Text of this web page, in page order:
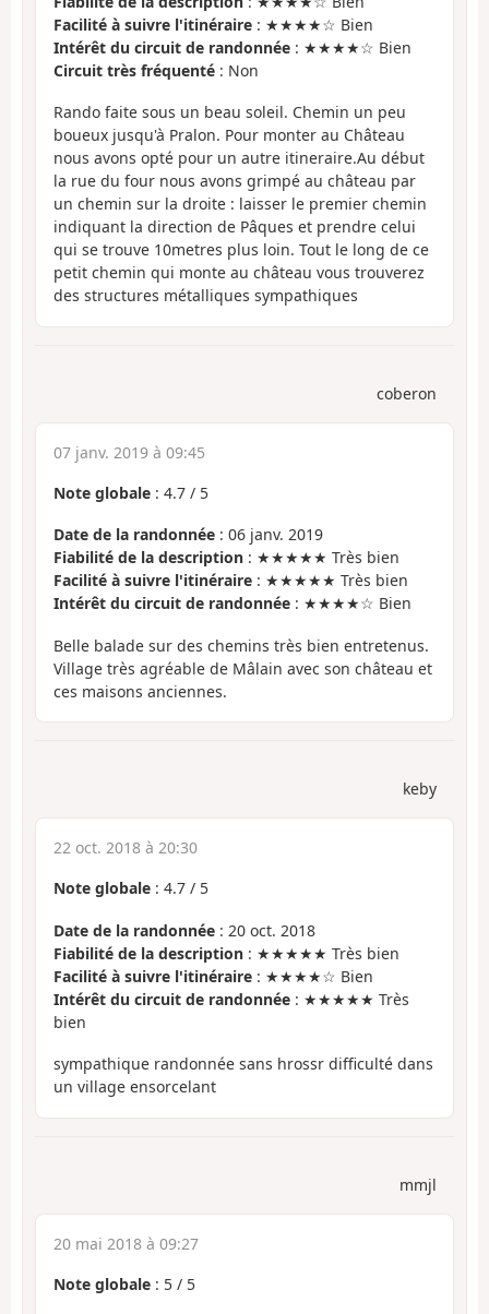
Facilité à suivre l'itinéraire : ★★★★☆ Bien
Intérêt du circuit de randonnée : ★★★★☆ Bien
Circuit très fréquenté : Non
Rando faite sous un beau soleil. Chemin un peu
boueux jusqu'à Pralon. Pour monter au Château
nous avons opté pour un autre itineraire.Au début
la rue du four nous avons grimpé au château par
un chemin sur la droite : laisser le premier chemin
indiquant la direction de Pâques et prendre celui
qui se trouve 10metres plus loin. Tout le long de ce
petit chemin qui monte au château vous trouverez
des structures métalliques sympathiques
coberon
07 janv. 2019 à 09:45
Note globale : 4.7 / 5
Date de la randonnée : 06 janv. 2019
Fiabilité de la description : ★★★★★ Très bien
Facilité à suivre l'itinéraire : ★★★★★ Très bien
Intérêt du circuit de randonnée : ★★★★☆ Bien
Belle balade sur des chemins très bien entretenus.
Village très agréable de Mâlain avec son château et
ces maisons anciennes.
keby
22 oct. 2018 à 20:30
Note globale : 4.7 / 5
Date de la randonnée : 20 oct. 2018
Fiabilité de la description : ★★★★★ Très bien
Facilité à suivre l'itinéraire : ★★★★☆ Bien
Intérêt du circuit de randonnée : ★★★★★ Très
bien
sympathique randonnée sans hrossr difficulté dans
un village ensorcelant
mmjl
20 mai 2018 à 09:27
Note globale : 5 / 5